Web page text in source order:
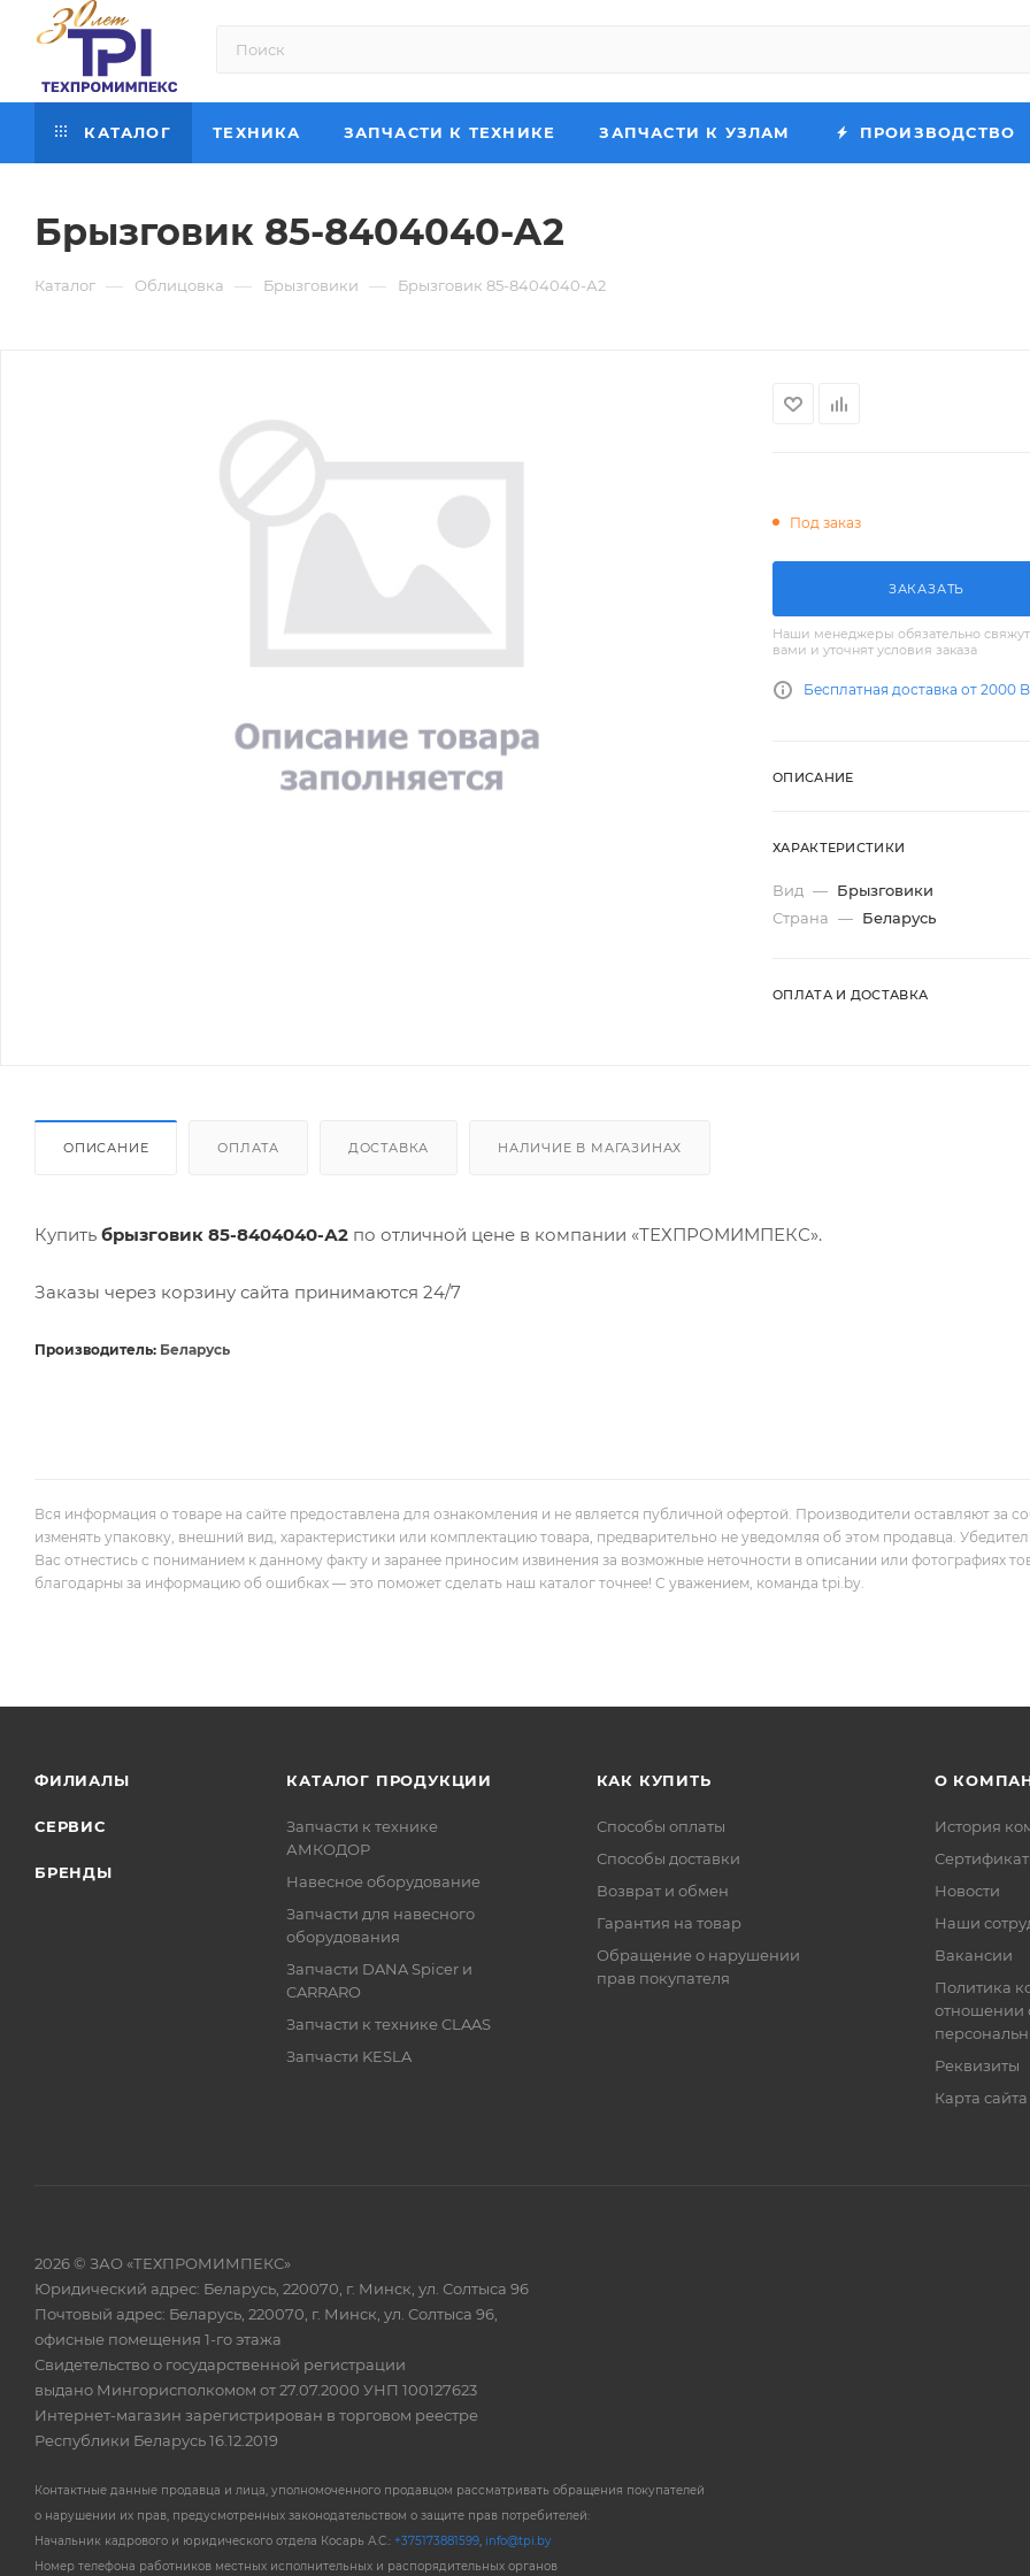
КАТАЛОГ ТЕХНИКА ЗАПЧАСТИ К ТЕХНИКЕ ЗАПЧАСТИ К УЗЛАМ ПРОИЗВОДСТВО
Брызговик 85-8404040-А2
Каталог — Облицовка — Брызговики — Брызговик 85-8404040-А2
Под заказ
ЗАКАЗАТЬ
Наши менеджеры обязательно
вами и уточнят условия заказа
Бесплатная доставка от 2000
ОПИСАНИЕ
ХАРАКТЕРИСТИКИ
Вид — Брызговики
Страна — Беларусь
ОПЛАТА И ДОСТАВКА
ОПИСАНИЕ ОПЛАТА ДОСТАВКА НАЛИЧИЕ В МАГАЗИНАХ
Купить брызговик 85-8404040-А2 по отличной цене в компании «ТЕХПРОМИМПЕКС».
Заказы через корзину сайта принимаются 24/7
Производитель: Беларусь
Вся информация о товаре на сайте предоставлена для ознакомления и не является публичной офертой. Производители оставляют за
изменять упаковку, внешний вид, характеристики или комплектацию товара, предварительно не уведомляя об этом продавца.
Вас отнестись с пониманием к данному факту и заранее приносим извинения за возможные неточности в описании или фотографиях
благодарны за информацию об ошибках — это поможет сделать наш каталог точнее! С уважением, команда tpi.by.
ФИЛИАЛЫ
СЕРВИС
БРЕНДЫ
КАТАЛОГ ПРОДУКЦИИ
Запчасти к технике
АМКОДОР
Навесное оборудование
Запчасти для навесного
оборудования
Запчасти DANA Spicer и
CARRARO
Запчасти к технике CLAAS
Запчасти KESLA
КАК КУПИТЬ
Способы оплаты
Способы доставки
Возврат и обмен
Гарантия на товар
Обращение о нарушении
прав покупателя
О
История
Новости
Наши
Вакансии
Политика
отношении
Реквизиты
Карта сайта
2026 © ЗАО «ТЕХПРОМИМПЕКС»
Юридический адрес: Беларусь, 220070, г. Минск, ул. Солтыса 96
Почтовый адрес: Беларусь, 220070, г. Минск, ул. Солтыса 96,
офисные помещения 1-го этажа
Свидетельство о государственной регистрации
выдано Мингорисполкомом от 27.07.2000 УНП 100127623
Интернет-магазин зарегистрирован в торговом реестре
Республики Беларусь 16.12.2019
Контактные данные продавца и лица, уполномоченного продавцом рассматривать обращения покупателей
о нарушении их прав, предусмотренных законодательством о защите прав потребителей:
Начальник кадрового и юридического отдела Косарь А.С.: +375173881599, info@tpi.by
Номер телефона работников местных исполнительных и распорядительных органов